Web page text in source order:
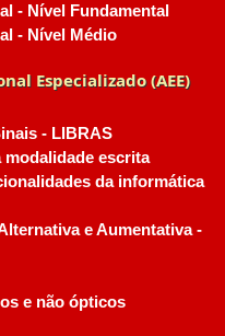
- Nível Fundamental
- Nível Médio
Especializado (AEE)
- LIBRAS
modalidade escrita
da informática
e Aumentativa -
e não ópticos